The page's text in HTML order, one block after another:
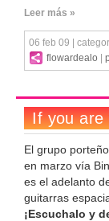
Leer más »
06 feb 09 |
flowardealo
El grupo
en marzo vía
es el adelanto
guitarras
¡Escuchalo y